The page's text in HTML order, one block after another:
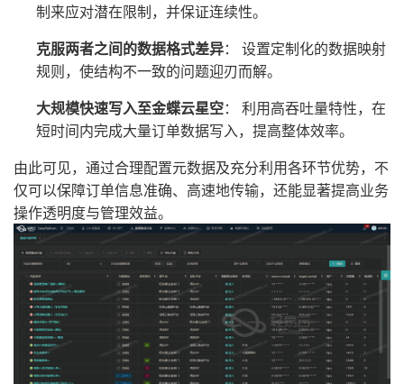
制来应对潜在限制，并保证连续性。
克服两者之间的数据格式差异： 设置定制化的数据映射
规则，使结构不一致的问题迎刃而解。
大规模快速写入至金蝶云星空： 利用高吞吐量特性，在
短时间内完成大量订单数据写入，提高整体效率。
由此可见，通过合理配置元数据及充分利用各环节优势，不
仅可以保障订单信息准确、高速地传输，还能显著提高业务
操作透明度与管理效益。